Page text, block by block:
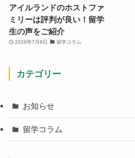
アイルランドのホストファ
ミリーは評判が良い！留学
生の声をご紹介
2026年7月9日 留学コラム
カテゴリー
お知らせ
留学コラム